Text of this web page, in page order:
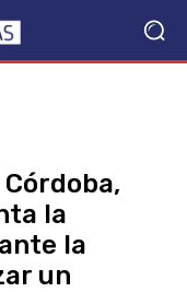
la
la
un